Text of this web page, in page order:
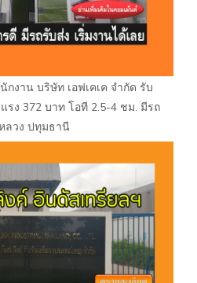
งาน บริษัท เอฟเคเค จำกัด รับ
รง 372 บาท โอที 2.5-4 ชม. มีรถ
ลวง ปทุมธานี